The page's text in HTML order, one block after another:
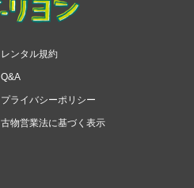
レンタル規約
Q&A
プライバシーポリシー
古物営業法に基づく表示